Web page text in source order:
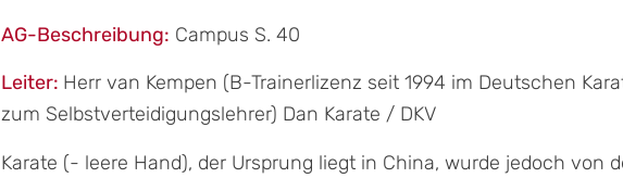
AG-Beschreibung: Campus S. 40
Leiter: Herr van Kempen (B-Trainerlizenz seit 1994 im Deutschen
zum Selbstverteidigungslehrer) Dan Karate / DKV
Karate (- leere Hand), der Ursprung liegt in China, wurde jedoch von